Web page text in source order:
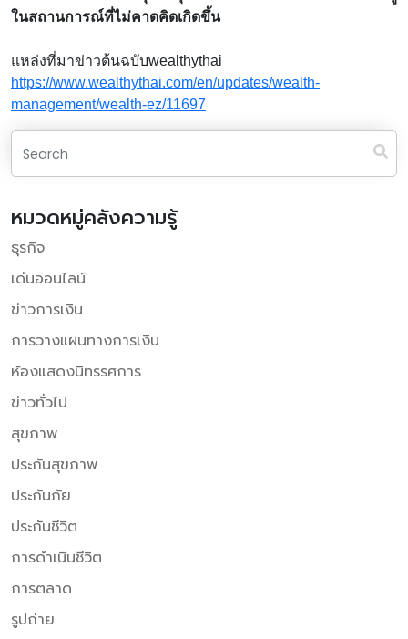
ในสถานการณ์ที่ไม่คาดคิดเกิดขึ้น
แหล่งที่มาข่าวต้นฉบับwealthythai
https://www.wealthythai.com/en/updates/wealth-
management/wealth-ez/11697
หมวดหมู่คลังความรู้
ธุรกิจ
เด่นออนไลน์
ข่าวการเงิน
การวางแผนทางการเงิน
ห้องแสดงนิทรรศการ
ข่าวทั่วไป
สุขภาพ
ประกันสุขภาพ
ประกันภัย
ประกันชีวิต
การดำเนินชีวิต
การตลาด
รูปถ่าย